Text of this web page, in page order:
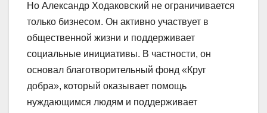
Но Александр Ходаковский не ограничивается
только бизнесом. Он активно участвует в
общественной жизни и поддерживает
социальные инициативы. В частности, он
основал благотворительный фонд «Круг
добра», который оказывает помощь
нуждающимся людям и поддерживает